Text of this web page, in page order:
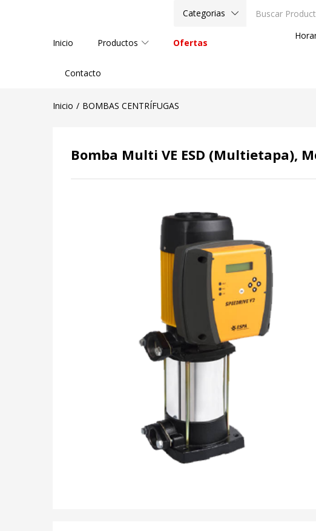
Categorias
Inicio Productos Ofertas
Contacto
Inicio BOMBAS CENTRÍFUGAS
Bomba Multi VE ESD (Multietapa),